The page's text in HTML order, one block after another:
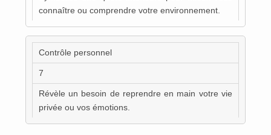
connaître ou comprendre votre environnement.
Contrôle personnel
7
Révèle un besoin de reprendre en main votre vie
privée ou vos émotions.